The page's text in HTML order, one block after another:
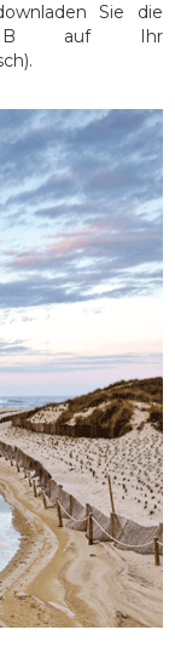
Sie die
auf Ihr